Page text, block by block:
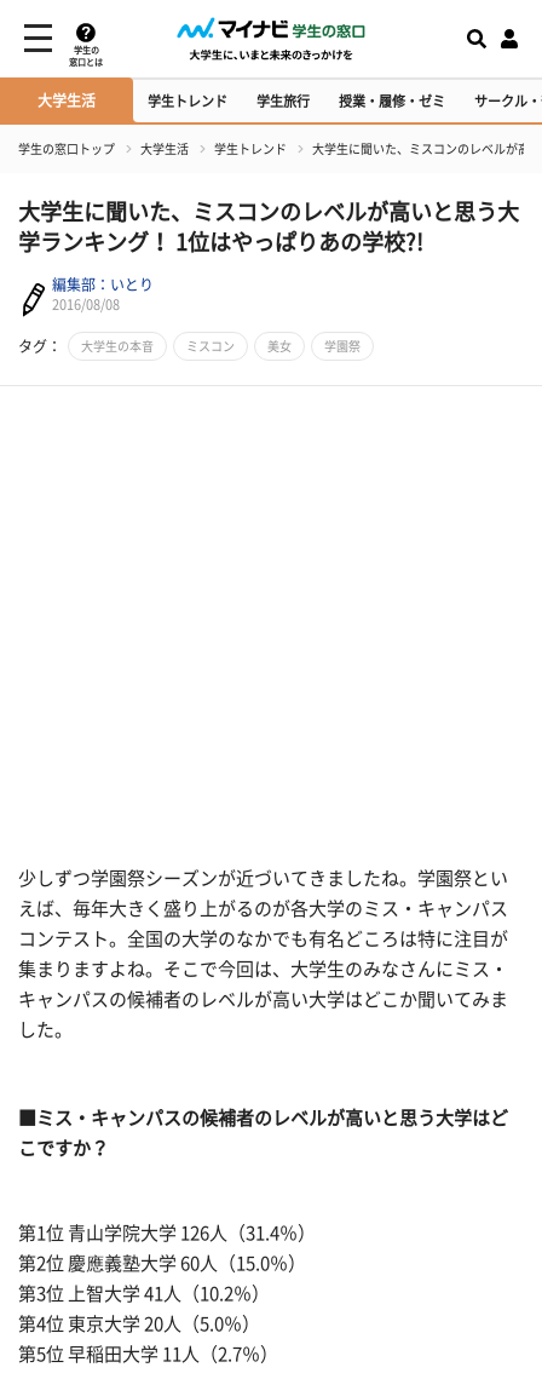
学生の
窓口とは
大学生活 学生トレンド 学生旅行 授業・履修・ゼミ サークル
学生の窓口トップ 大学生活 学生トレンド 大学生に聞いた、ミスコンのレベルが高
大学生に聞いた、ミスコンのレベルが高いと思う大
学ランキング！ 1位はやっぱりあの学校?!
編集部：いとり
2016/08/08
タグ： 大学生の本音 ミスコン 美女 学園祭
少しずつ学園祭シーズンが近づいてきましたね。学園祭とい
えば、毎年大きく盛り上がるのが各大学のミス・キャンパス
コンテスト。全国の大学のなかでも有名どころは特に注目が
集まりますよね。そこで今回は、大学生のみなさんにミス・
キャンパスの候補者のレベルが高い大学はどこか聞いてみま
した。
■ミス・キャンパスの候補者のレベルが高いと思う大学はど
こですか？
第1位 青山学院大学 126人（31.4％）
第2位 慶應義塾大学 60人（15.0％）
第3位 上智大学 41人（10.2％）
第4位 東京大学 20人（5.0％）
第5位 早稲田大学 11人（2.7％）